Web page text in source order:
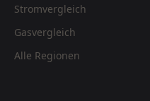
Stromvergleich
Gasvergleich
Alle Regionen